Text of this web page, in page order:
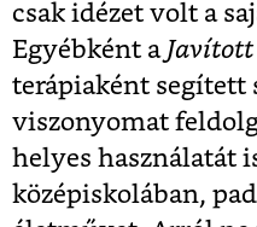
csak idézet volt a
Egyébként a Javított
terápiaként segített
viszonyomat
helyes használatát
középiskolában,